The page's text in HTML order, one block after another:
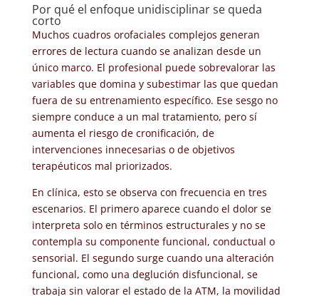
Por qué el enfoque unidisciplinar se queda
corto
Muchos cuadros orofaciales complejos generan
errores de lectura cuando se analizan desde un
único marco. El profesional puede sobrevalorar las
variables que domina y subestimar las que quedan
fuera de su entrenamiento específico. Ese sesgo no
siempre conduce a un mal tratamiento, pero sí
aumenta el riesgo de cronificación, de
intervenciones innecesarias o de objetivos
terapéuticos mal priorizados.
En clínica, esto se observa con frecuencia en tres
escenarios. El primero aparece cuando el dolor se
interpreta solo en términos estructurales y no se
contempla su componente funcional, conductual o
sensorial. El segundo surge cuando una alteración
funcional, como una deglución disfuncional, se
trabaja sin valorar el estado de la ATM, la movilidad